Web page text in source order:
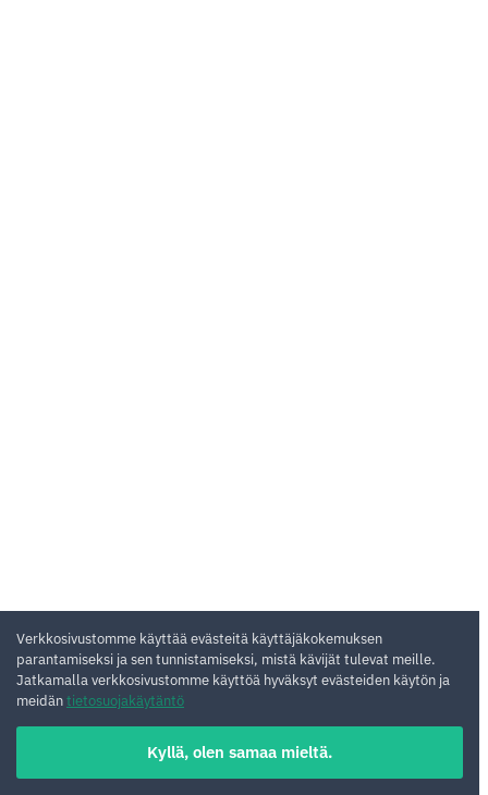
Verkkosivustomme käyttää evästeitä käyttäjäkokemuksen
parantamiseksi ja sen tunnistamiseksi, mistä kävijät tulevat meille.
Jatkamalla verkkosivustomme käyttöä hyväksyt evästeiden käytön ja
meidäntietosuojakäytäntö
Kyllä, olen samaa mieltä.